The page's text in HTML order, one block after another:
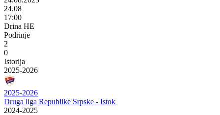
24.08
17:00
Drina HE
Podrinje
2
0
Istorija
2025-2026
2025-2026
Druga liga Republike Srpske - Istok
2024-2025